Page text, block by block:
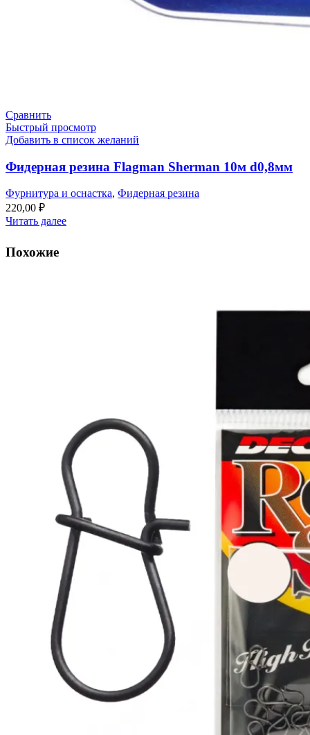
Сравнить
Быстрый просмотр
Добавить в список желаний
Фидерная резина Flagman Sherman 10м d0,8мм
Фурнитура и оснастка, Фидерная резина
220,00 ₽
Читать далее
Похожие